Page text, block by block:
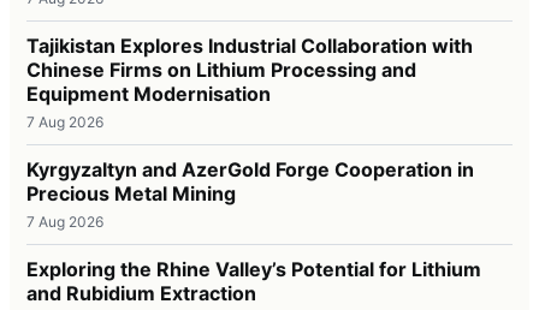
Tajikistan Explores Industrial Collaboration with
Chinese Firms on Lithium Processing and
Equipment Modernisation
7 Aug 2026
Kyrgyzaltyn and AzerGold Forge Cooperation in
Precious Metal Mining
7 Aug 2026
Exploring the Rhine Valley’s Potential for Lithium
and Rubidium Extraction